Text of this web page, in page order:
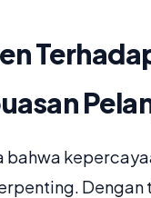
bahwa
Dengan